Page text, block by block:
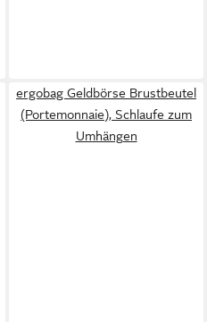
ergobag Geldbörse Brustbeutel
(Portemonnaie), Schlaufe zum
Umhängen